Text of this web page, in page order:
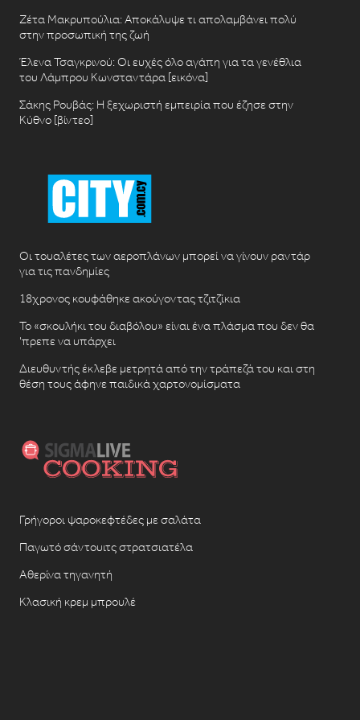
Ζέτα Μακρυπούλια: Αποκάλυψε τι απολαμβάνει πολύ
στην προσωπική της ζωή
Έλενα Τσαγκρινού: Οι ευχές όλο αγάπη για τα γενέθλια
του Λάμπρου Κωνσταντάρα [εικόνα]
Σάκης Ρουβάς: Η ξεχωριστή εμπειρία που έζησε στην
Κύθνο [βίντεο]
Οι τουαλέτες των αεροπλάνων μπορεί να γίνουν ραντάρ
για τις πανδημίες
18χρονος κουφάθηκε ακούγοντας τζιτζίκια
Το «σκουλήκι του διαβόλου» είναι ένα πλάσμα που δεν θα
‘πρεπε να υπάρχει
Διευθυντής έκλεβε μετρητά από την τράπεζά του και στη
θέση τους άφηνε παιδικά χαρτονομίσματα
Γρήγοροι ψαροκεφτέδες με σαλάτα
Παγωτό σάντουιτς στρατσιατέλα
Αθερίνα τηγανητή
Κλασική κρεμ μπρουλέ